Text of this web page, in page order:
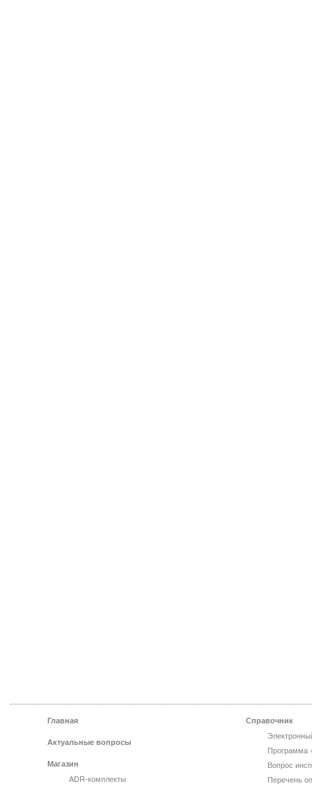
Главная
Актуальные вопросы
Магазин
ADR-комплекты
Справочник
Программа
Вопрос
Перечень